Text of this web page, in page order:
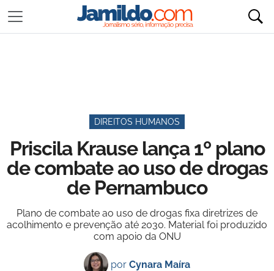
DIREITOS HUMANOS
Priscila Krause lança 1º plano
de combate ao uso de drogas
de Pernambuco
Plano de combate ao uso de drogas fixa diretrizes de
acolhimento e prevenção até 2030. Material foi produzido
com apoio da ONU
por Cynara Maíra